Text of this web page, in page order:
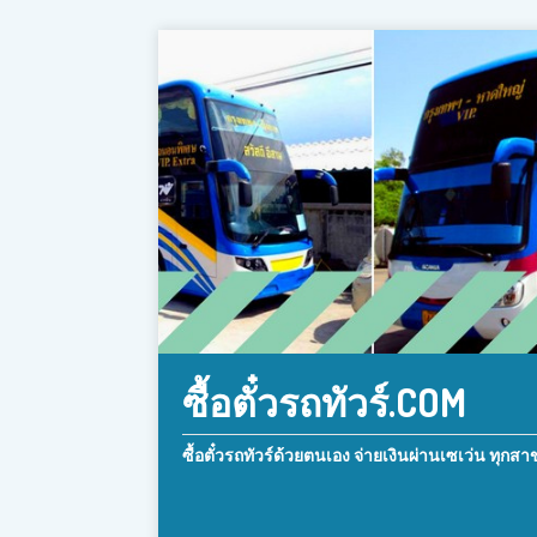
ซื้อตั๋วรถทัวร์.COM
ซื้อตั๋วรถทัวร์ด้วยตนเอง จ่ายเงินผ่านเซเว่น ทุกสา